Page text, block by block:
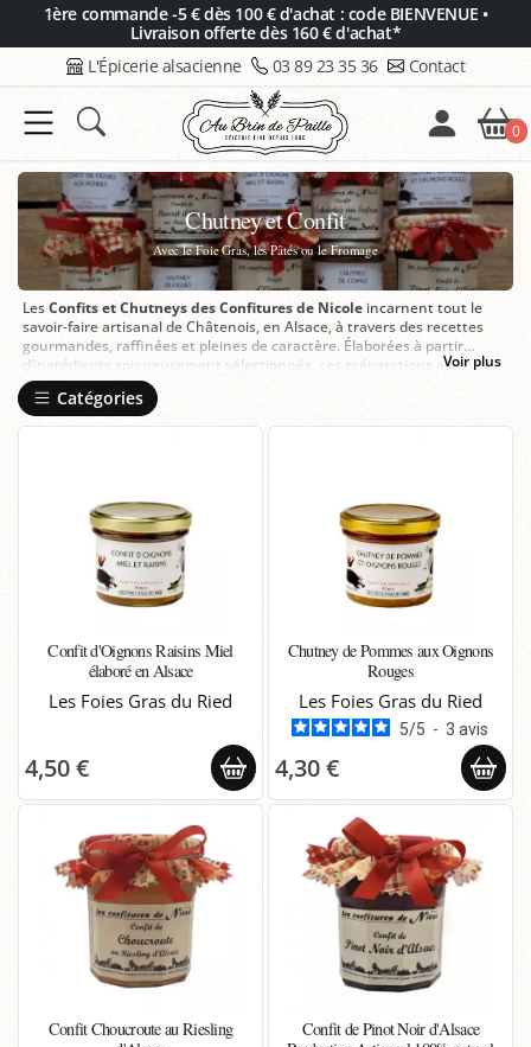
1ère commande -5 € dès 100 € d'achat : code BIENVENUE •
Livraison offerte dès 160 € d'achat*
L'Épicerie alsacienne 03 89 23 35 36 Contact
0
Chutney et Confit
Avec le Foie Gras, les Pâtés ou le Fromage
LesConfits et Chutneys des Confitures de Nicoleincarnent tout le
savoir-faire artisanal de Châtenois, en Alsace, à travers des recettes
gourmandes, raffinées et pleines de caractère. Élaborées à partir
d’ingrédients soigneusement sélectionnés, ces préparations allient
authenticité, équilibre des saveurs et qualité premium.
Confits sucrés-salés
épicées offrent une grande polyvalence en cuisine, pour sublimer aussi
Voir plus
Catégories
Confit d'Oignons Raisins Miel
élaboré en Alsace
Les Foies Gras du Ried
4,50 €
Chutney de Pommes aux Oignons
Rouges
Les Foies Gras du Ried
5/5 - 3avis
4,30 €
Confit Choucroute au Riesling
Confit de Pinot Noir d'Alsace
Panneau de gestion des cookies